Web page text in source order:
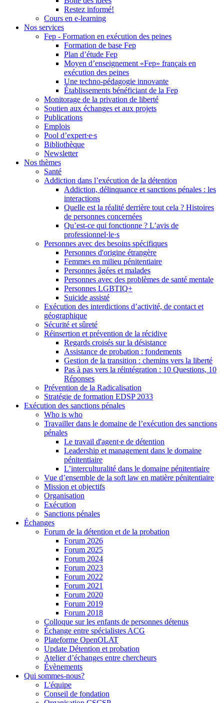
Restez informé!
Cours en e-learning
Nos services
Fep - Formation en exécution des peines
Formation de base Fep
Plan d’étude Fep
Moyen d’enseignement «Fep» français en
exécution des peines
Une techno-pédagogie innovante
Établissements bénéficiant de la Fep
Monitorage de la privation de liberté
Soutien aux échanges et aux projets
Publications
Emplois
Pool d’expert∙e∙s
Bibliothèque
Newsletter
Nos thèmes
Santé
Addiction dans l’exécution de la détention
Addiction, délinquance et sanctions pénales : les
interactions
Quelle est la réalité derrière tout cela ? Histoires
de personnes concernées
Qu’est-ce qui fonctionne ? L’avis de
professionnel·le·s
Personnes avec des besoins spécifiques
Personnes d'origine étrangère
Femmes en milieu pénitentiaire
Personnes âgées et malades
Personnes avec des problèmes de santé mentale
Personnes LGBTIQ+
Suicide assisté
Exécution des interdictions d’activité, de contact et
géographique
Sécurité et sûreté
Réinsertion et prévention de la récidive
Regards croisés sur la désistance
Assistance de probation : fondements
Gestion de la transition : chemins vers la liberté
Pas à pas vers la réintégration : 10 Questions, 10
Réponses
Prévention de la Radicalisation
Stratégie de formation EDSP 2033
Exécution des sanctions pénales
Who is who
Travailler dans le domaine de l’exécution des sanctions
pénales
Le travail d'agent∙e de détention
Leadership et management dans le domaine
pénitentiaire
L’interculturalité dans le domaine pénitentiaire
Vue d’ensemble de la soft law en matière pénitentiaire
Mission et objectifs
Organisation
Exécution
Sanctions pénales
Échanges
Forum de la détention et de la probation
Forum 2026
Forum 2025
Forum 2024
Forum 2023
Forum 2022
Forum 2021
Forum 2020
Forum 2019
Forum 2018
Colloque sur les enfants de personnes détenus
Échange entre spécialistes ACG
Plateforme OpenOLAT
Update Détention et probation
Atelier d’échanges entre chercheurs
Évènements
Qui sommes-nous?
L'équipe
Conseil de fondation